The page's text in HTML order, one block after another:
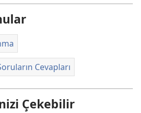
Cevapları
Çekebilir